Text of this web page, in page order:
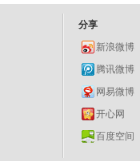
分享
新浪微博
腾讯微博
网易微博
开心网
百度空间